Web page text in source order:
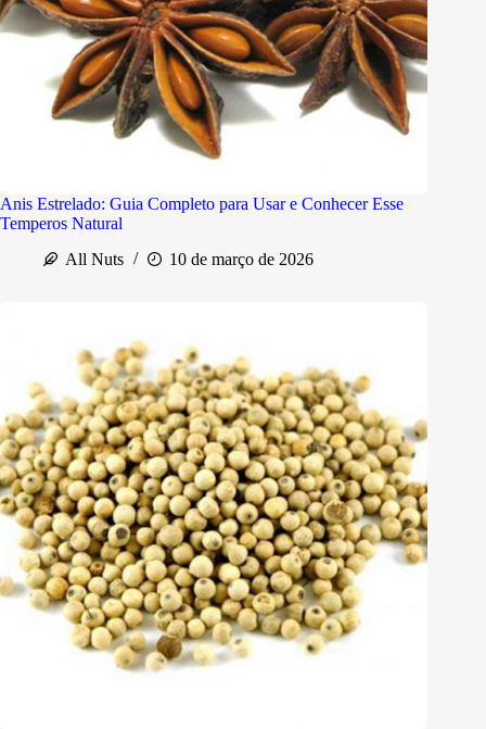
Anis Estrelado: Guia Completo para Usar e Conhecer Esse
Temperos Natural
All Nuts
10 de março de 2026